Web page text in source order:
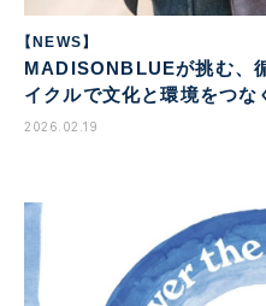
【NEWS】
MADISONBLUEが挑む、
イクルで文化と環境をつな
2026.02.19